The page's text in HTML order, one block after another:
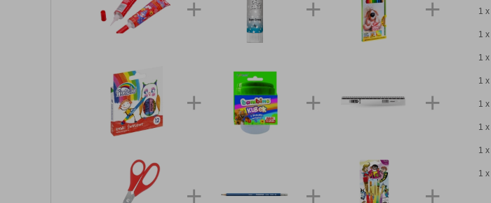
1 x
1 x
1 x
1 x
1 x
1 x
1 x
1 x